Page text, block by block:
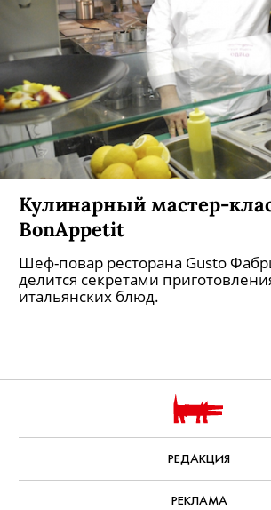
Кулинарный мастер-
BonAppetit
Шеф-повар ресторана Gusto
делится секретами
итальянских блюд.
РЕДАКЦИЯ
РЕКЛАМА